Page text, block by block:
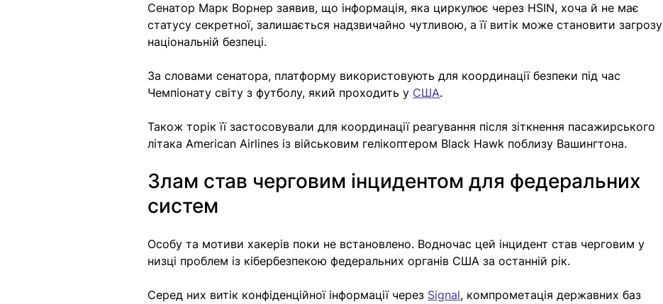
Сенатор Марк Ворнер заявив, що інформація, яка циркулює через HSIN, хоча й не має
статусу секретної, залишається надзвичайно чутливою, а її витік може становити загрозу
національній безпеці.
За словами сенатора, платформу використовують для координації безпеки під час
Чемпіонату світу з футболу, який проходить у США.
Також торік її застосовували для координації реагування після зіткнення пасажирського
літака American Airlines із військовим гелікоптером Black Hawk поблизу Вашингтона.
Злам став черговим інцидентом для федеральних
систем
Особу та мотиви хакерів поки не встановлено. Водночас цей інцидент став черговим у
низці проблем із кібербезпекою федеральних органів США за останній рік.
Серед них витік конфіденційної інформації через Signal, компрометація державних баз